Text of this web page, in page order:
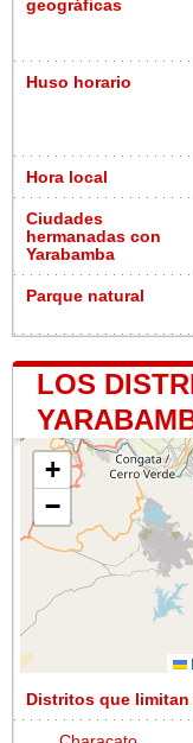
geográficas
Huso horario
Hora local
Ciudades
hermanadas con
Yarabamba
Parque natural
LOS
+
−
Distritos que limitan